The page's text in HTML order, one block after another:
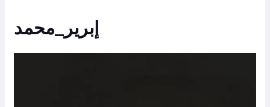
إبرير_محمد